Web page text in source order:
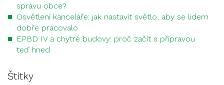
správu obce?
Osvětlení kanceláře: jak nastavit světlo, aby se lidem
dobře pracovalo
EPBD IV a chytré budovy: proč začít s přípravou
teď hned
Štítky